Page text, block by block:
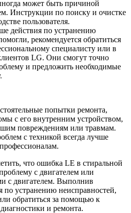
может быть причиной
Инструкции по поиску и очистке
пользователя.
действия по устранению
рекомендуется обратиться
специалисту или в
LG. Они смогут точно
и предложить необходимые
попытки ремонта,
с его внутренним устройством,
повреждениям или травмам.
с техникой всегда лучше
что ошибка LE в стиральной
с двигателем или
с двигателем. Выполнив
устранению неисправностей,
обратиться за помощью к
и ремонта.